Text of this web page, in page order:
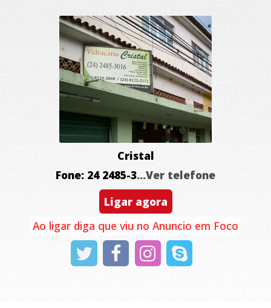
Cristal
Fone: 24 2485-3...Ver telefone
Ligar agora
Ao ligar diga que viu no Anuncio em Foco